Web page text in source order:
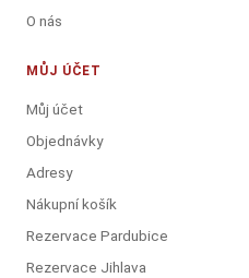
O nás
MŮJ ÚČET
Můj účet
Objednávky
Adresy
Nákupní košík
Rezervace Pardubice
Rezervace Jihlava